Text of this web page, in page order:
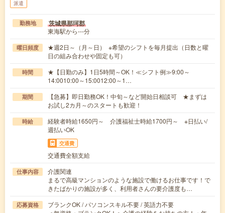
派遣
勤務地 茨城県那珂郡
東海駅から---分
曜日頻度
★週2日～（月～日） ※希望のシフトを毎月提出（日数と曜
日の組み合わせや固定も可）
時間
★【日勤のみ】1日5時間～OK！≪シフト例≫9:00～
14:0010:00～15:0012:00～1…
期間
【急募】即日勤務OK！中旬～など開始日相談可 ★まずは
お試し2カ月～のスタートも歓迎！
時給
経験者時給1650円～ 介護福祉士時給1700円～ ※日払い/
週払いOK
交通費
交通費全額支給
仕事内容
介護関連
まるで高級マンションのような施設で働けるお仕事です！で
きたばかりの施設が多く、利用者さんの要介護度も…
応募資格
ブランクOK / パソコンスキル不要 / 英語力不要